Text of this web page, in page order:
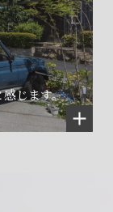
じます。
ての
る